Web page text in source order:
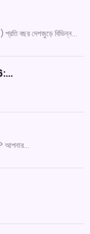
দেশজুড়ে বিভিন্ন...
আপনার...